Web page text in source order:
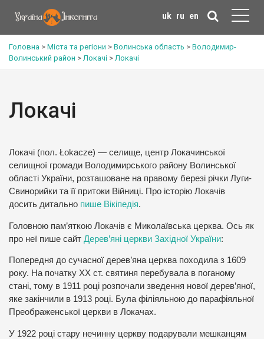
uk ru en
Головна > Міста та регіони > Волинська область > Володимир-
Волинський район >Локачі >Локачі
Локачі
Локачі (пол. Łokacze) — селище, центр Локачинської
селищної громади Володимирського району Волинської
області України, розташоване на правому березі річки Луги-
Свинорийки та її притоки Війниці. Про історію Локачів
досить дитально пише Вікіпедія.
Головною пам’яткою Локачів є Миколаївська церква. Ось як
про неї пише сайт Дерев’яні церкви Західної України:
Попередня до сучасної дерев’яна церква походила з 1609
року. На початку ХХ ст. святиня перебувала в поганому
стані, тому в 1911 році розпочали зведення нової дерев’яної,
яке закінчили в 1913 році. Була філіяльною до парафіяльної
Преображенської церкви в Локачах.
У 1922 році стару нечинну церкву подарували мешканцям